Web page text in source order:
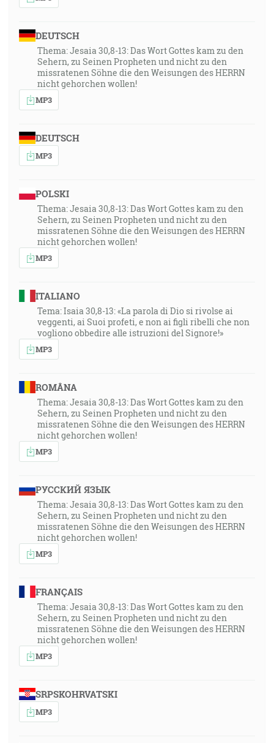
DEUTSCH
Thema: Jesaia 30,8-13: Das Wort Gottes kam zu den
Sehern, zu Seinen Propheten und nicht zu den
missratenen Söhne die den Weisungen des HERRN
nicht gehorchen wollen!
MP3
DEUTSCH
MP3
POLSKI
Thema: Jesaia 30,8-13: Das Wort Gottes kam zu den
Sehern, zu Seinen Propheten und nicht zu den
missratenen Söhne die den Weisungen des HERRN
nicht gehorchen wollen!
MP3
ITALIANO
Tema: Isaia 30,8-13: «La parola di Dio si rivolse ai
veggenti, ai Suoi profeti, e non ai figli ribelli che non
vogliono obbedire alle istruzioni del Signore!»
MP3
ROMÂNA
Thema: Jesaia 30,8-13: Das Wort Gottes kam zu den
Sehern, zu Seinen Propheten und nicht zu den
missratenen Söhne die den Weisungen des HERRN
nicht gehorchen wollen!
MP3
РУССКИЙ ЯЗЫК
Thema: Jesaia 30,8-13: Das Wort Gottes kam zu den
Sehern, zu Seinen Propheten und nicht zu den
missratenen Söhne die den Weisungen des HERRN
nicht gehorchen wollen!
MP3
FRANÇAIS
Thema: Jesaia 30,8-13: Das Wort Gottes kam zu den
Sehern, zu Seinen Propheten und nicht zu den
missratenen Söhne die den Weisungen des HERRN
nicht gehorchen wollen!
MP3
SRPSKOHRVATSKI
MP3